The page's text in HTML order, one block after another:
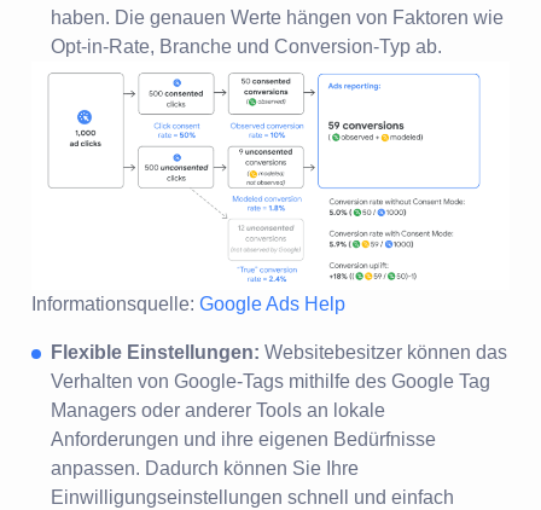
haben. Die genauen Werte hängen von Faktoren wie
Opt-in-Rate, Branche und Conversion-Typ ab.
Informationsquelle: Google Ads Help
Flexible Einstellungen: Websitebesitzer können das
Verhalten von Google-Tags mithilfe des Google Tag
Managers oder anderer Tools an lokale
Anforderungen und ihre eigenen Bedürfnisse
anpassen. Dadurch können Sie Ihre
Einwilligungseinstellungen schnell und einfach